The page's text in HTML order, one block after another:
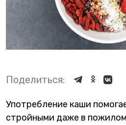
Поделиться:
Употребление каши
стройными даже в